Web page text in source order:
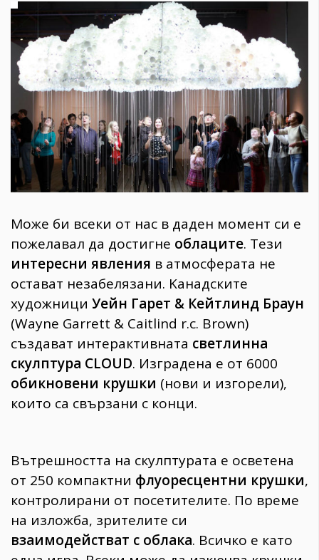
Книги 1188
30+ 1970
Гурме 1710
Пътувай
237
Здраве 389
Gentlemen
Wellness
ПОСЛЕДВАЙТЕ
НИ
Може би всеки от нас в даден момент си е
пожелавал да достигне облаците. Тези
интересни явления в атмосферата не
остават незабелязани. Kанадските
художници Уeйн Гарет & Кeйтлинд Браун
(Wayne Garrett & Caitlind r.c. Brown)
създават интерактивната светлинна
скулптура CLOUD. Изградена е от 6000
обикновени крушки (нови и изгорели),
които са свързани с конци.
Вътрешността на скулптурата e осветена
от 250 компактни флуоресцентни крушки,
контролирани от посетителите. По време
на изложба, зрителите си
взаимодействат с облака. Всичко е като